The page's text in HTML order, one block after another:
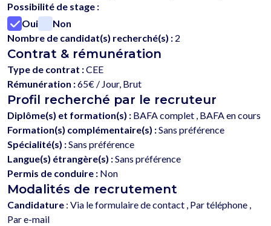
Possibilité de stage :
Oui
Non
Nombre de candidat(s) recherché(s) : 2
Contrat & rémunération
Type de contrat :CEE
Rémunération :65€ / Jour, Brut
Profil recherché par le recruteur
Diplôme(s) et formation(s) : BAFA complet , BAFA en cours
Formation(s) complémentaire(s) :Sans préférence
Spécialité(s) :Sans préférence
Langue(s) étrangère(s) :Sans préférence
Permis de conduire : Non
Modalités de recrutement
Candidature : Via le formulaire de contact , Par téléphone ,
Par e-mail